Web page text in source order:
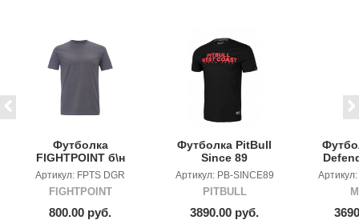
Футболка
FIGHTPOINT б\н
Артикул: FPTS DGR
FIGHTPOINT
800.00 руб.
Футболка PitBull
Since 89
Артикул: PB-SINCE89
PITBULL
3890.00 руб.